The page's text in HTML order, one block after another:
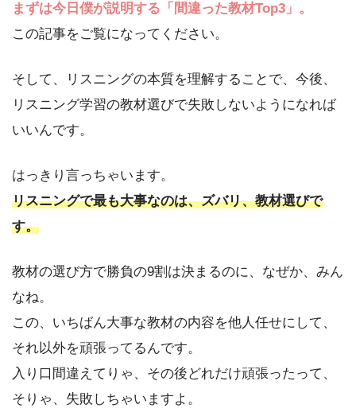
まずは今日僕が説明する「間違った教材Top3」。
この記事をご覧になってください。
そして、リスニングの本質を理解することで、今後、
リスニング学習の教材選びで失敗しないようになれば
いいんです。
はっきり言っちゃいます。
リスニングで最も大事なのは、ズバリ、教材選びで
す。
教材の選び方で勝負の9割は決まるのに、なぜか、みん
なね。
この、いちばん大事な教材の内容を他人任せにして、
それ以外を頑張ってるんです。
入り口間違えてりゃ、その後どれだけ頑張ったって、
そりゃ、失敗しちゃいますよ。